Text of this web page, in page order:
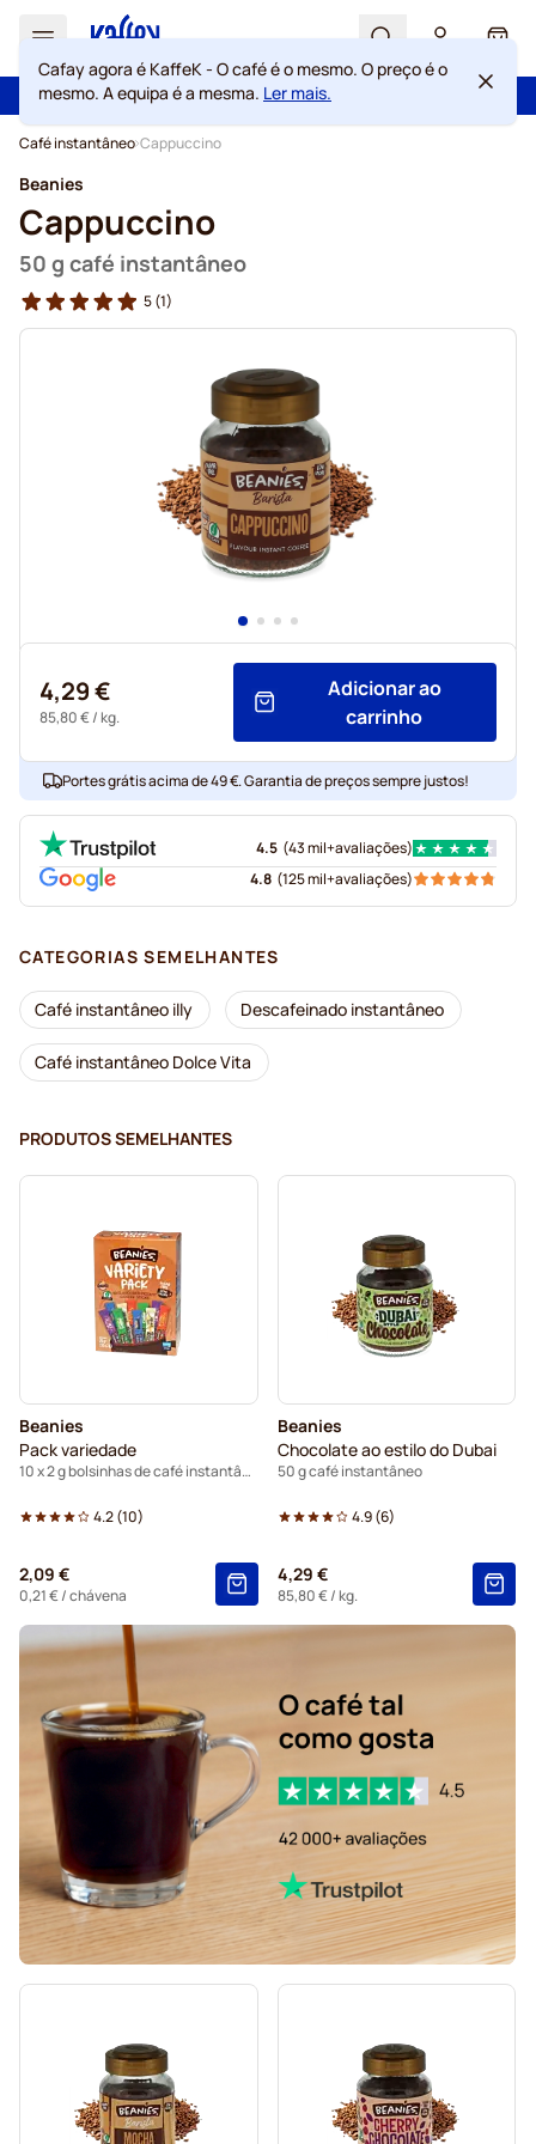
Ir para o Conteúdo
Search Cart
Portes grátis acima de 49 €
100 dias de direito de rescisão
Cafay agora é KaffeK - O café é o mesmo. O preço é o
mesmo. A equipa é a mesma. Ler mais.
Café instantâneo Cappuccino
Beanies
Cappuccino
50 g café instantâneo
5(1)
4,29 €
85,80 €/ kg.
Adicionar ao
carrinho
Portes grátis acima de 49 €. Garantia de preços sempre justos!
4.5 (43 mil+avaliações)
4.8 (125 mil+avaliações)
CATEGORIAS SEMELHANTES
Café instantâneo illy Descafeinado instantâneo
Café instantâneo Dolce Vita
PRODUTOS SEMELHANTES
Beanies
Pack variedade
10 x 2 g bolsinhas de café instantâneo
4.2(10)
2,09 €
0,21 €/ chávena
Beanies
Chocolate ao estilo do Dubai
50 g café instantâneo
4.9(6)
4,29 €
85,80 €/ kg.